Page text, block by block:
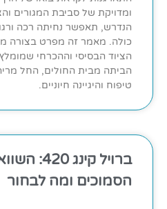
ומדויקת של סביבת המגורים
הנדרש, תאפשר נחיתה רכה
כולה. מאמר זה מפרט בצורה
הציוד הבסיסי וההכרחי
הביתה מבית החולים, החל
טיפוח והיגיינה חיוניים.
ברויל
הסמוכים ומה לבחור